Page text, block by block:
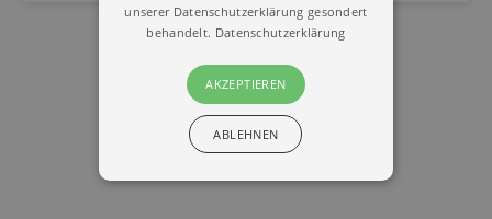
unserer Datenschutzerklärung gesondert
behandelt. Datenschutzerklärung
AKZEPTIEREN
ABLEHNEN